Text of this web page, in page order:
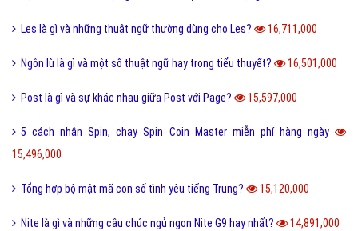
Les là gì và những thuật ngữ thường dùng cho Les? 16,711,000
Ngôn lù là gì và một số thuật ngữ hay trong tiểu thuyết? 16,501,000
Post là gì và sự khác nhau giữa Post với Page? 15,597,000
5 cách nhận Spin, chạy Spin Coin Master miễn phí hàng ngày
15,496,000
Tổng hợp bộ mật mã con số tình yêu tiếng Trung? 15,120,000
Nite là gì và những câu chúc ngủ ngon Nite G9 hay nhất? 14,891,000